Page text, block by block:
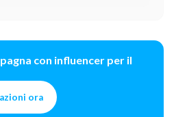
con influencer per il
ora